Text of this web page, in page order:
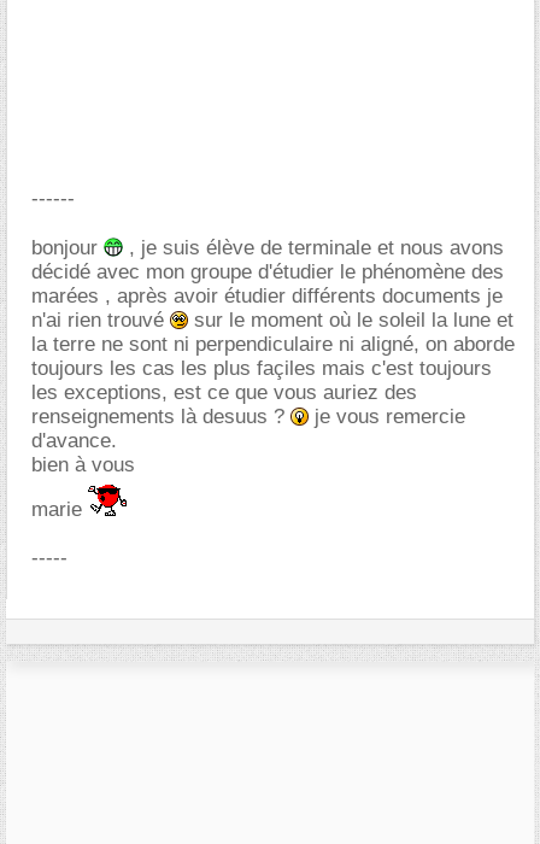
------
bonjour
, je suis élève de terminale et nous avons
décidé avec mon groupe d'étudier le phénomène des
marées , après avoir étudier différents documents je
n'ai rien trouvé
sur le moment où le soleil la lune et
la terre ne sont ni perpendiculaire ni aligné, on aborde
toujours les cas les plus façiles mais c'est toujours
les exceptions, est ce que vous auriez des
renseignements là desuus ?
je vous remercie
d'avance.
bien à vous
marie
-----